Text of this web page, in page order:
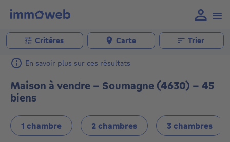
Critères Carte Trier
En savoir plus sur ces résultats
Maison à vendre - Soumagne (4630) - 45
biens
1 chambre 2 chambres 3 chambres